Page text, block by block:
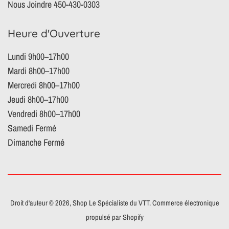
Nous Joindre 450-430-0303
Heure d'Ouverture
Lundi 9h00–17h00
Mardi 8h00–17h00
Mercredi 8h00–17h00
Jeudi 8h00–17h00
Vendredi 8h00–17h00
Samedi Fermé
Dimanche Fermé
Droit d'auteur © 2026,Shop Le Spécialiste du VTT.Commerce électronique
propulsé par Shopify